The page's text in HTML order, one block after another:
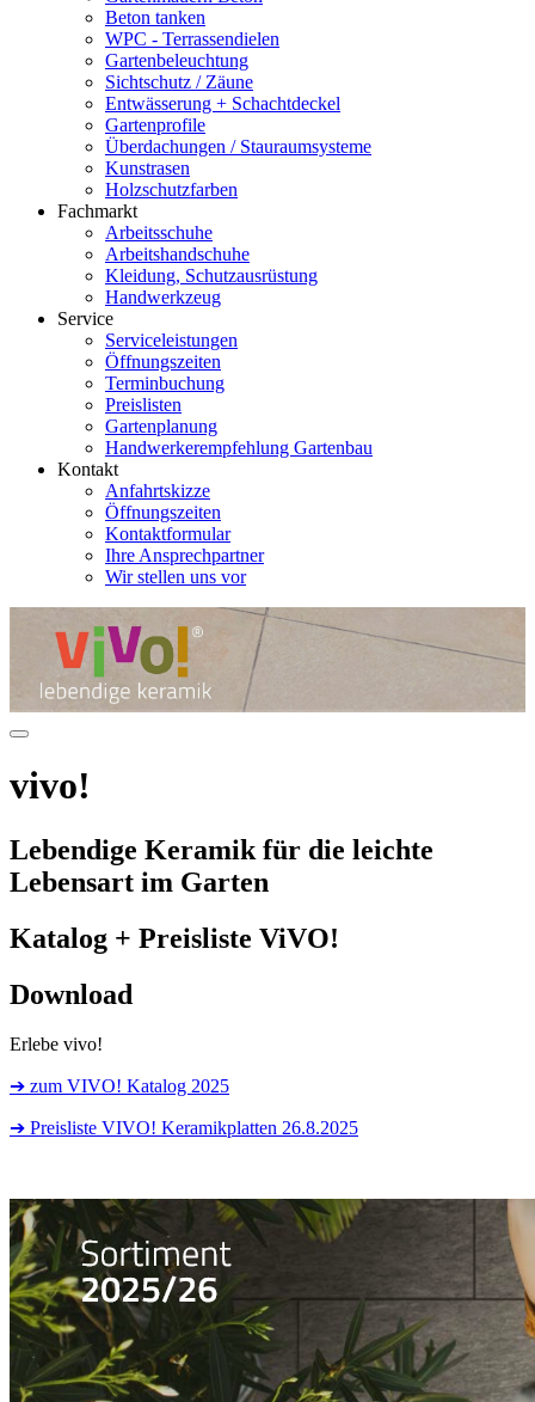
Beton tanken
WPC - Terrassendielen
Gartenbeleuchtung
Sichtschutz / Zäune
Entwässerung + Schachtdeckel
Gartenprofile
Überdachungen / Stauraumsysteme
Kunstrasen
Holzschutzfarben
Fachmarkt
Arbeitsschuhe
Arbeitshandschuhe
Kleidung, Schutzausrüstung
Handwerkzeug
Service
Serviceleistungen
Öffnungszeiten
Terminbuchung
Preislisten
Gartenplanung
Handwerkerempfehlung Gartenbau
Kontakt
Anfahrtskizze
Öffnungszeiten
Kontaktformular
Ihre Ansprechpartner
Wir stellen uns vor
vivo!
Lebendige Keramik für die leichte
Lebensart im Garten
Katalog + Preisliste ViVO!
Download
Erlebe vivo!
➔ zum VIVO! Katalog 2025
➔ Preisliste VIVO! Keramikplatten 26.8.2025